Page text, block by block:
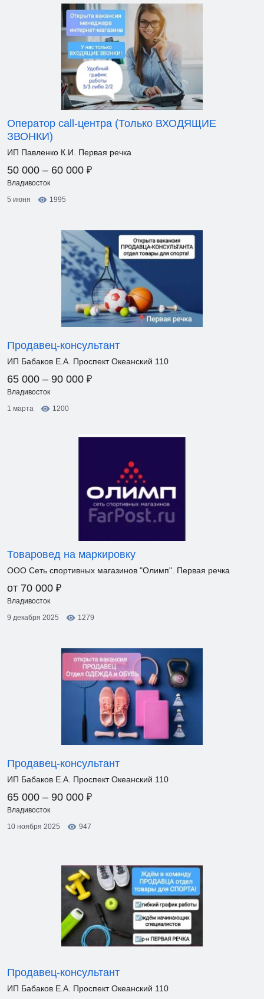
Оператор call-центра (Только ВХОДЯЩИЕ
ЗВОНКИ)
ИП Павленко К.И. Первая речка
50 000 – 60 000 ₽
Владивосток
5 июня
1995
Продавец-консультант
ИП Бабаков Е.А. Проспект Океанский 110
65 000 – 90 000 ₽
Владивосток
1 марта
1200
Товаровед на маркировку
ООО Сеть спортивных магазинов "Олимп". Первая речка
от 70 000 ₽
Владивосток
9 декабря 2025
1279
Продавец-консультант
ИП Бабаков Е.А. Проспект Океанский 110
65 000 – 90 000 ₽
Владивосток
10 ноября 2025
947
Продавец-консультант
ИП Бабаков Е.А. Проспект Океанский 110